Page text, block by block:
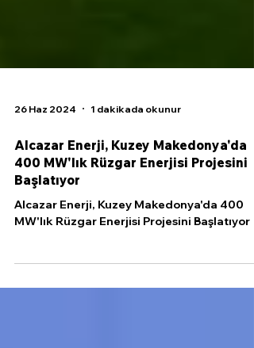
26 Haz 2024 1 dakikada okunur
Alcazar Enerji, Kuzey Makedonya'da
400 MW'lık Rüzgar Enerjisi Projesini
Başlatıyor